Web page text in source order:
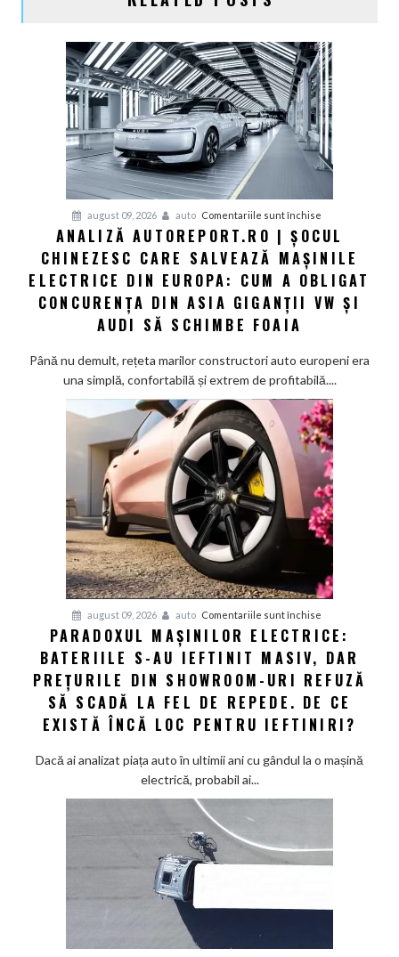
august 09, 2026 auto Comentariile sunt închise
Analiză
Autoreport.ro
|
chinezesc
mașinile
din
Europa:
Cum
a
obligat
concurența
din
Asia
giganții
VW
să
schimbe
foaia
ANALIZĂ AUTOREPORT.RO | ȘOCUL
CHINEZESC CARE SALVEAZĂ MAȘINILE
ELECTRICE DIN EUROPA: CUM A OBLIGAT
CONCURENȚA DIN ASIA GIGANȚII VW ȘI
AUDI SĂ SCHIMBE FOAIA
Până nu demult, rețeta marilor constructori auto europeni era
una simplă, confortabilă și extrem de profitabilă....
august 09, 2026 auto Comentariile sunt închise
Paradoxul
mașinilor
electrice:
au
masiv,
showroom-
uri
să
la
PARADOXUL MAȘINILOR ELECTRICE:
BATERIILE S-AU IEFTINIT MASIV, DAR
PREȚURILE DIN SHOWROOM-URI REFUZĂ
SĂ SCADĂ LA FEL DE REPEDE. DE CE
EXISTĂ ÎNCĂ LOC PENTRU IEFTINIRI?
Dacă ai analizat piața auto în ultimii ani cu gândul la o mașină
electrică, probabil ai...